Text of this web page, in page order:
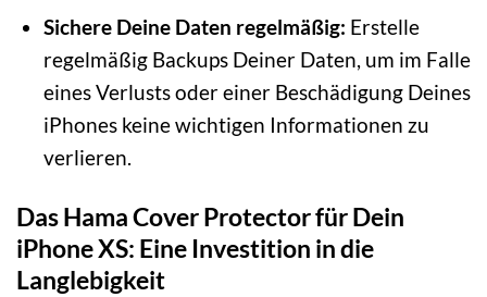
Sichere Deine Daten regelmäßig: Erstelle
regelmäßig Backups Deiner Daten, um im Falle
eines Verlusts oder einer Beschädigung Deines
iPhones keine wichtigen Informationen zu
verlieren.
Das Hama Cover Protector für Dein
iPhone XS: Eine Investition in die
Langlebigkeit